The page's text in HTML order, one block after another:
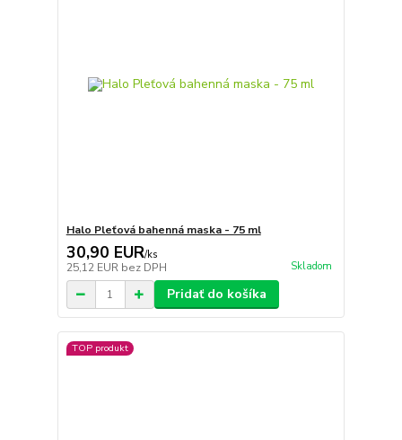
Halo Pleťová bahenná maska - 75 ml
30,90 EUR/ks
25,12 EUR bez DPH Skladom
Pridať do košíka
TOP produkt